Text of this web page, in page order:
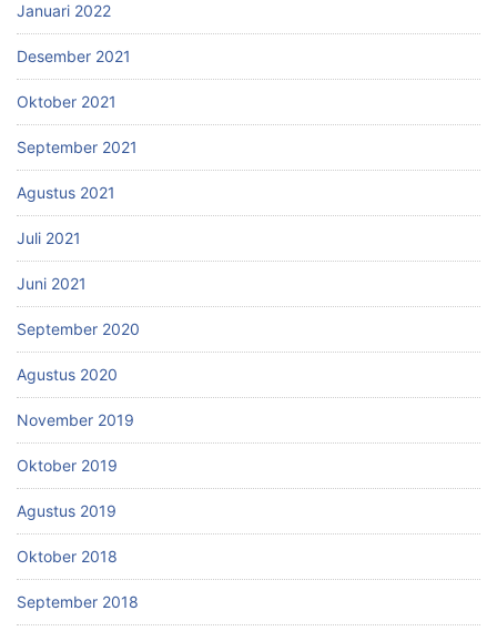
Januari 2022
Desember 2021
Oktober 2021
September 2021
Agustus 2021
Juli 2021
Juni 2021
September 2020
Agustus 2020
November 2019
Oktober 2019
Agustus 2019
Oktober 2018
September 2018